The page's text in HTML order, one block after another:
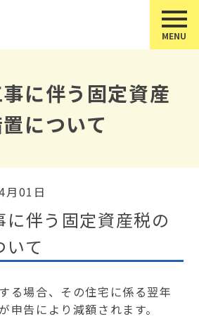
に伴う固定資産
について
月01日
に伴う固定資産税の
いて
る場合、その住宅に係る翌年
申告により減額されます。